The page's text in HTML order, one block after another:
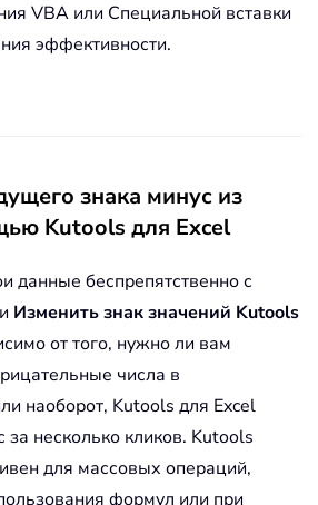
VBA или Специальной вставки
эффективности.
знака минус из
Kutools для Excel
данные беспрепятственно с
Изменить знак значений Kutools
от того, нужно ли вам
числа в
наоборот, Kutools для Excel
несколько кликов. Kutools
для массовых операций,
формул или при